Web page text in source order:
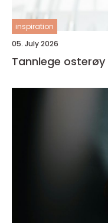
inspiration
05. July 2026